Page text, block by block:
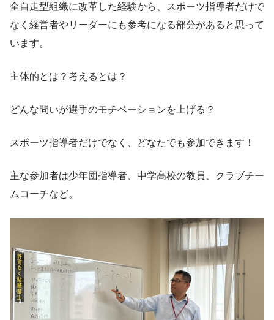
全自走型組織に改革した経験から、スポーツ指導者だけで
なく経営者やリーダーにも参考になる部分があると思って
います。
主体的とは？考えるとは？
どんな問いが選手のモチベーションを上げる？
スポーツ指導者だけでなく、どなたでも参加できます！
主な参加者は少年団指導者、中学高校の教員、クラブチー
ムコーチなど。